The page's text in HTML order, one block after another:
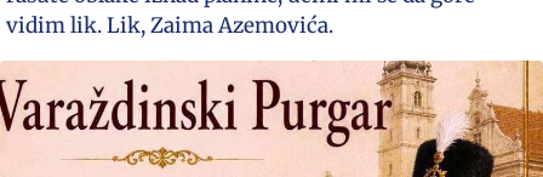
vidim lik. Lik, Zaima Azemovića.